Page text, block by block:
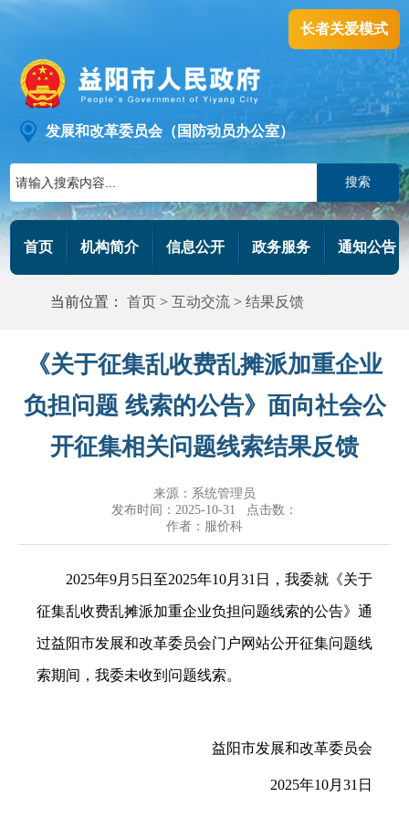
长者关爱模式
发展和改革委员会（国防动员办公室）
搜索
首页 机构简介 信息公开 政务服务 通知公告
当前位置： 首页 > 互动交流 > 结果反馈
《关于征集乱收费乱摊派加重企业
负担问题 线索的公告》面向社会公
开征集相关问题线索结果反馈
来源：系统管理员
发布时间：2025-10-31 点击数：
作者：服价科
2025年9月5日至2025年10月31日，我委就《关于
征集乱收费乱摊派加重企业负担问题线索的公告》通
过益阳市发展和改革委员会门户网站公开征集问题线
索期间，我委未收到问题线索。
益阳市发展和改革委员会
2025年10月31日